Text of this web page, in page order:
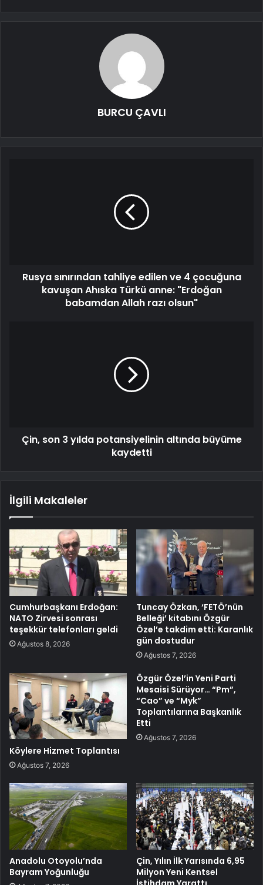
BURCU ÇAVLI
Rusya sınırından tahliye edilen ve 4 çocuğuna
kavuşan Ahıska Türkü anne: "Erdoğan
babamdan Allah razı olsun"
Çin, son 3 yılda potansiyelinin altında büyüme
kaydetti
İlgili Makaleler
Cumhurbaşkanı Erdoğan:
NATO Zirvesi sonrası
teşekkür telefonları geldi
Ağustos 8, 2026
Tuncay Özkan, ‘FETÖ’nün
Belleği’ kitabını Özgür
Özel’e takdim etti: Karanlık
gün dostudur
Ağustos 7, 2026
Köylere Hizmet Toplantısı
Ağustos 7, 2026
Özgür Özel’in Yeni Parti
Mesaisi Sürüyor… “Pm”,
“Cao” ve “Myk”
Toplantılarına Başkanlık
Etti
Ağustos 7, 2026
Anadolu Otoyolu’nda
Bayram Yoğunluğu
Çin, Yılın İlk Yarısında 6,95
Milyon Yeni Kentsel